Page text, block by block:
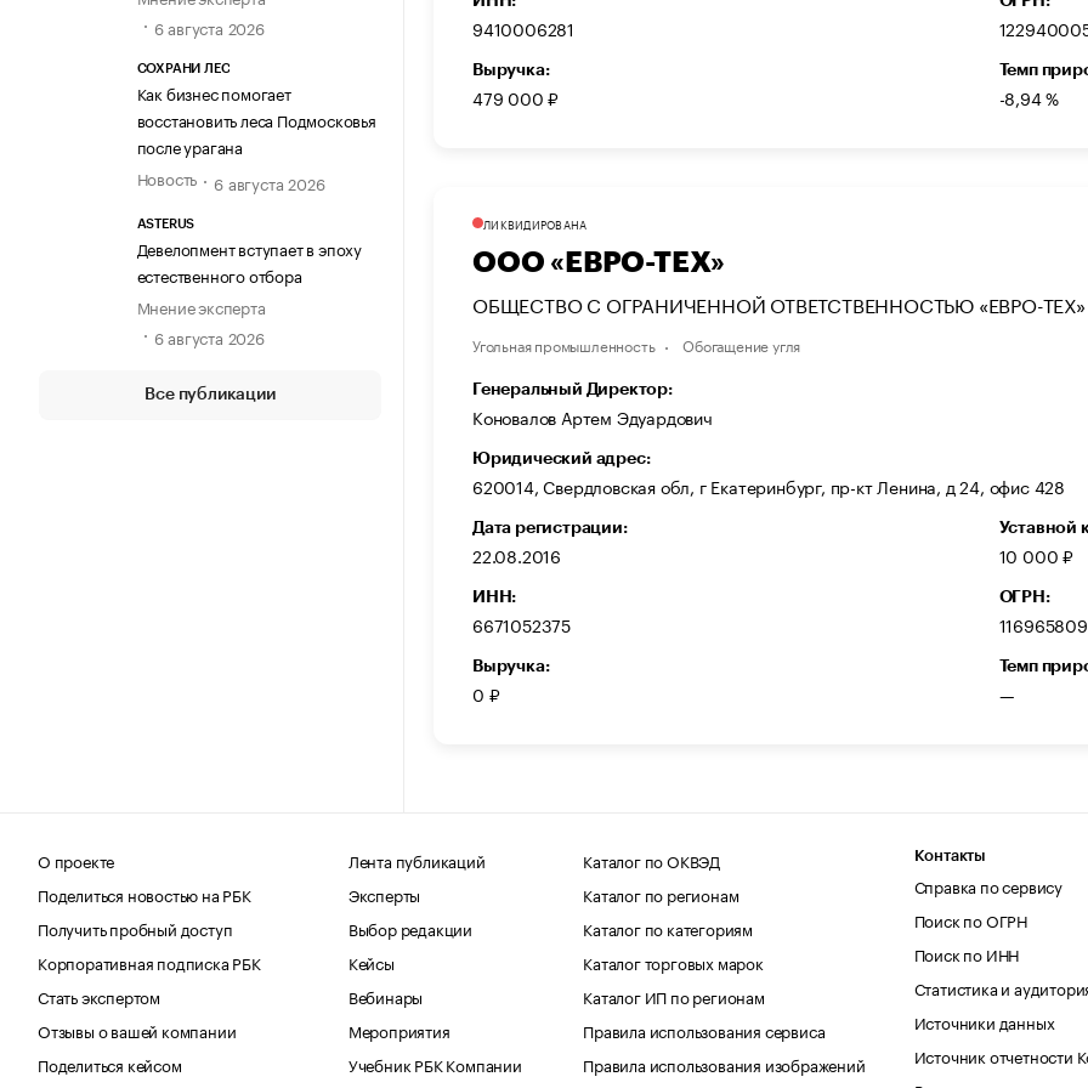
6 августа 2026
СОХРАНИ ЛЕС
Как бизнес помогает
восстановить леса Подмосковья
после урагана
Новость
6 августа 2026
ASTERUS
Девелопмент вступает в эпоху
естественного отбора
Мнение эксперта
6 августа 2026
Все публикации
9410006281
Выручка:
479 000 ₽
Темп
-8,94 %
ЛИКВИДИРОВАНА
ООО «ЕВРО-ТЕХ»
ОБЩЕСТВО С ОГРАНИЧЕННОЙ ОТВЕТСТВЕННОСТЬЮ «ЕВРО-ТЕХ»
Угольная промышленность Обогащение угля
Генеральный Директор:
Коновалов Артем Эдуардович
Юридический адрес:
620014, Свердловская обл, г Екатеринбург, пр-кт Ленина, д 24, офис 428
Дата регистрации:
22.08.2016
Уставной
10 000 ₽
ИНН:
6671052375
ОГРН:
Выручка:
0 ₽
Темп
—
О проекте
Поделиться новостью на РБК
Получить пробный доступ
Корпоративная подписка РБК
Стать экспертом
Отзывы о вашей компании
Поделиться кейсом
Лента публикаций
Эксперты
Выбор редакции
Кейсы
Вебинары
Мероприятия
Учебник РБК Компании
Каталог по ОКВЭД
Каталог по регионам
Каталог по категориям
Каталог торговых марок
Каталог ИП по регионам
Правила использования сервиса
Правила использования изображений
Контакты
Справка по сервису
Поиск по ОГРН
Поиск по ИНН
Статистика и
Источники данных
Источник отчетности